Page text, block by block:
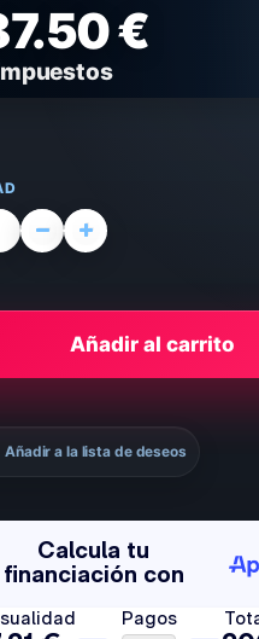
€
Añadir al carrito
Añadir a la lista de deseos